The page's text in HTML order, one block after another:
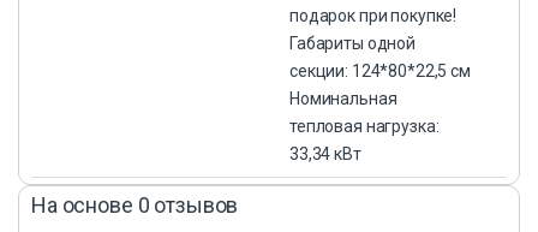
подарок при покупке!
Габариты одной
секции: 124*80*22,5 см
Номинальная
тепловая нагрузка:
33,34 кВт
На основе 0 отзывов